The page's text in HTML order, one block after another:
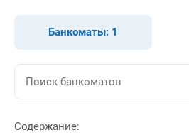
Банкоматы: 1
Содержание: